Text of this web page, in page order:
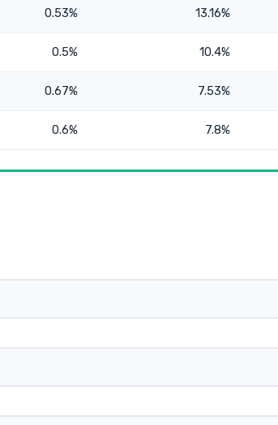
13.16%
0.53%
10.4%
0.5%
7.53%
0.67%
7.8%
0.6%